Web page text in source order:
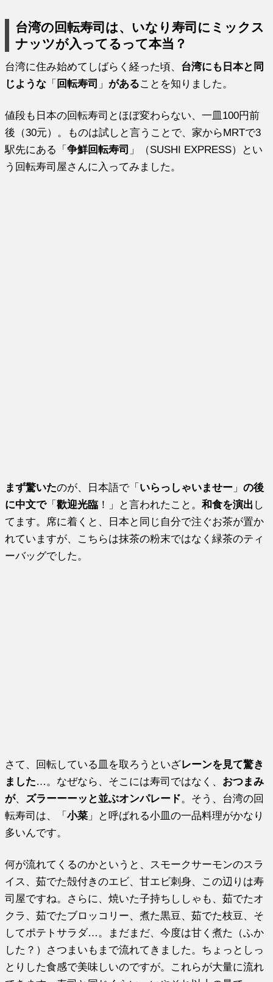
台湾の回転寿司は、いなり寿司にミックス
ナッツが入ってるって本当？
台湾に住み始めてしばらく経った頃、 台湾にも日本と同
じような 「 回転寿司 」があることを知りました。
値段も日本の回転寿司とほぼ変わらない、一皿100円前
後（30元）。ものは試しと言うことで、家からMRTで3
駅先にある「争鮮回転寿司 」（SUSHI EXPRESS）とい
う回転寿司屋さんに入ってみました。
まず驚いたのが、日本語で「 いらっしゃいませー 」の後
に中文で「歡迎光臨 ！」と言われたこと。和食を演出 し
てます。席に着くと、日本と同じ自分で注ぐお茶が置か
れていますが、こちらは抹茶の粉末ではなく緑茶のティ
ーバッグでした。
さて、回転している皿を取ろうといざレーンを見て驚き
ました…。なぜなら、そこには寿司ではなく、 おつまみ
が、 ズラーーーッと並ぶオンパレード。そう、台湾の回
転寿司は、「小菜 」と呼ばれる小皿の一品料理がかなり
多いんです。
何が流れてくるのかというと、スモークサーモンのスラ
イス、茹でた殻付きのエビ、甘エビ刺身、この辺りは寿
司屋ですね。さらに、焼いた子持ちししゃも、茹でたオ
クラ、茹でたブロッコリー、煮た黒豆、茹でた枝豆、そ
してポテトサラダ…。まだまだ、今度は甘く煮た（ふか
した？）さつまいもまで流れてきました。ちょっとしっ
とりした食感で美味しいのですが。これらが大量に流れ